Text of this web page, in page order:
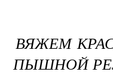
ВЯЖЕМ
ПЫШНОЙ